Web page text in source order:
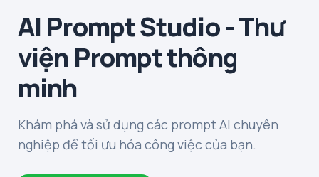
AI Prompt Studio - Thư
viện Prompt thông
minh
Khám phá và sử dụng các prompt AI chuyên
nghiệp để tối ưu hóa công việc của bạn.